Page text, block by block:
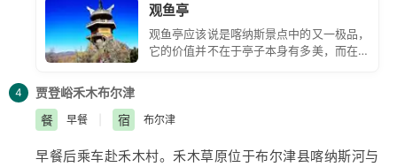
观鱼亭
观鱼亭应该说是喀纳斯景点中的又一极品，
它的价值并不在于亭子本身有多美，而在于
4 贾登峪禾木布尔津
餐
早餐 宿 布尔津
早餐后乘车赴禾木村。禾木草原位于布尔津县喀纳斯河与